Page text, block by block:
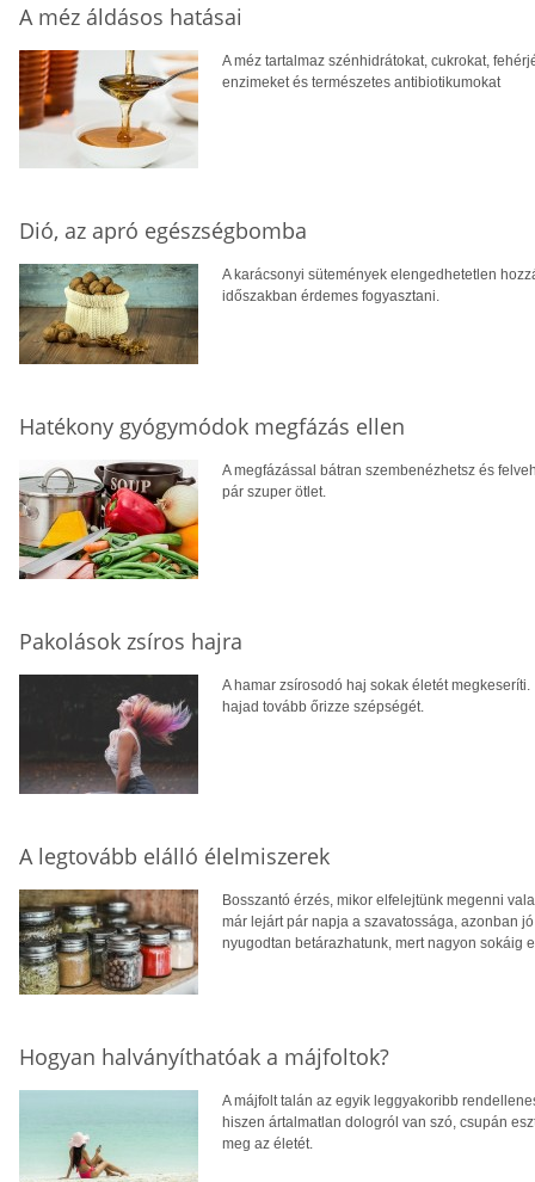
A méz áldásos hatásai
A méz tartalmaz szénhidrátokat, cukrokat,
enzimeket és természetes antibiotikumokat
Dió, az apró egészségbomba
A karácsonyi sütemények elengedhetetlen
időszakban érdemes fogyasztani.
Hatékony gyógymódok megfázás ellen
A megfázással bátran szembenézhetsz és
pár szuper ötlet.
Pakolások zsíros hajra
A hamar zsírosodó haj sokak életét
hajad tovább őrizze szépségét.
A legtovább elálló élelmiszerek
Bosszantó érzés, mikor elfelejtünk megenni
már lejárt pár napja a szavatossága, azonban
nyugodtan betárazhatunk, mert nagyon sokáig
Hogyan halványíthatóak a májfoltok?
A májfolt talán az egyik leggyakoribb
hiszen ártalmatlan dologról van szó, csupán
meg az életét.